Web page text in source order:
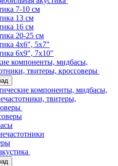
7-10 см
13 см
16 см
20-25 см
4х6", 5х7"
6х9", 7х10"
компоненты, мидбасы,
твитеры, кроссоверы
компоненты, мидбасы,
твитеры,